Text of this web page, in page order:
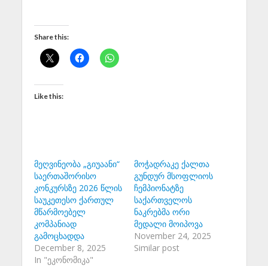
Share this:
Like this:
მეღვინეობა „გიუაანი“
საერთაშორისო
კონკურსზე 2026 წლის
საუკეთესო ქართულ
მწარმოებელ
კომპანიად
გამოცხადდა
December 8, 2025
In "ეკონომიკა"
მოჭადრაკე ქალთა
გუნდურ მსოფლიოს
ჩემპიონატზე
საქართველოს
ნაკრებმა ორი
მედალი მოიპოვა
November 24, 2025
Similar post